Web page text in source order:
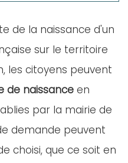
de la naissance d'un
sur le territoire
les citoyens peuvent
de naissance en
par la mairie de
demande peuvent
choisi, que ce soit en